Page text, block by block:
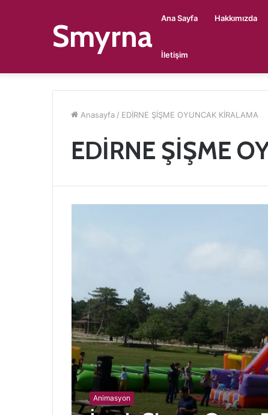
Smyrna Ana Sayfa Hakkımızda
İletişim
Anasayfa / EDİRNE ŞİŞME OYUNCAK KİRALAMA
EDİRNE ŞİŞME
Animasyon